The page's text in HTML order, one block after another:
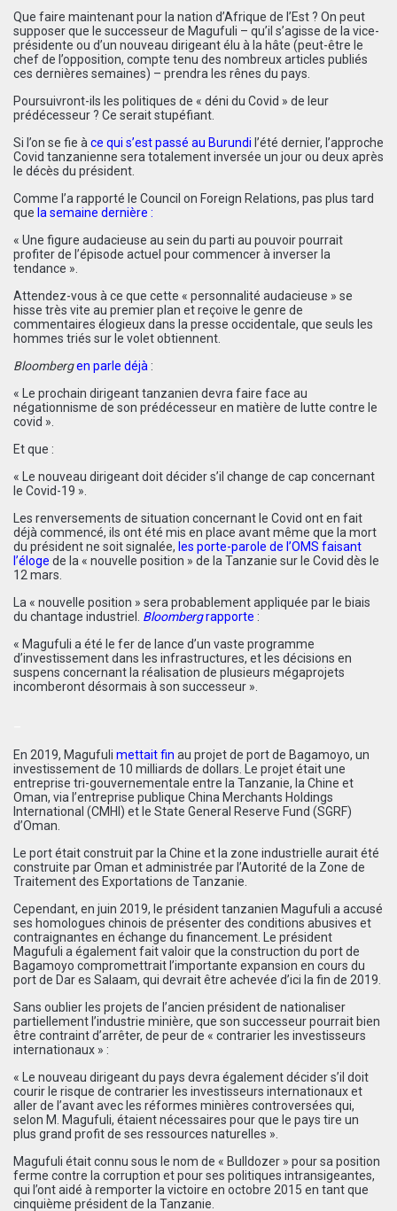
Que faire maintenant pour la nation d’Afrique de l’Est ? On peut
supposer que le successeur de Magufuli – qu’il s’agisse de la vice-
présidente ou d’un nouveau dirigeant élu à la hâte (peut-être le
chef de l’opposition, compte tenu des nombreux articles publiés
ces dernières semaines) – prendra les rênes du pays.
Poursuivront-ils les politiques de « déni du Covid » de leur
prédécesseur ? Ce serait stupéfiant.
Si l’on se fie à ce qui s’est passé au Burundi l’été dernier, l’approche
Covid tanzanienne sera totalement inversée un jour ou deux après
le décès du président.
Comme l’a rapporté le Council on Foreign Relations, pas plus tard
que la semaine dernière :
« Une figure audacieuse au sein du parti au pouvoir pourrait
profiter de l’épisode actuel pour commencer à inverser la
tendance ».
Attendez-vous à ce que cette « personnalité audacieuse » se
hisse très vite au premier plan et reçoive le genre de
commentaires élogieux dans la presse occidentale, que seuls les
hommes triés sur le volet obtiennent.
Bloombergen parle déjà :
« Le prochain dirigeant tanzanien devra faire face au
négationnisme de son prédécesseur en matière de lutte contre le
covid ».
Et que :
« Le nouveau dirigeant doit décider s’il change de cap concernant
le Covid-19 ».
Les renversements de situation concernant le Covid ont en fait
déjà commencé, ils ont été mis en place avant même que la mort
du président ne soit signalée, les porte-parole de l’OMS faisant
l’éloge de la « nouvelle position » de la Tanzanie sur le Covid dès le
12 mars.
La « nouvelle position » sera probablement appliquée par le biais
du chantage industriel. Bloombergrapporte :
« Magufuli a été le fer de lance d’un vaste programme
d’investissement dans les infrastructures, et les décisions en
suspens concernant la réalisation de plusieurs mégaprojets
incomberont désormais à son successeur ».
En 2019, Magufuli mettait fin au projet de port de Bagamoyo, un
investissement de 10 milliards de dollars. Le projet était une
entreprise tri-gouvernementale entre la Tanzanie, la Chine et
Oman, via l’entreprise publique China Merchants Holdings
International (CMHI) et le State General Reserve Fund (SGRF)
d’Oman.
Le port était construit par la Chine et la zone industrielle aurait été
construite par Oman et administrée par l’Autorité de la Zone de
Traitement des Exportations de Tanzanie.
Cependant, en juin 2019, le président tanzanien Magufuli a accusé
ses homologues chinois de présenter des conditions abusives et
contraignantes en échange du financement. Le président
Magufuli a également fait valoir que la construction du port de
Bagamoyo compromettrait l’importante expansion en cours du
port de Dar es Salaam, qui devrait être achevée d’ici la fin de 2019.
Sans oublier les projets de l’ancien président de nationaliser
partiellement l’industrie minière, que son successeur pourrait bien
être contraint d’arrêter, de peur de « contrarier les investisseurs
internationaux » :
« Le nouveau dirigeant du pays devra également décider s’il doit
courir le risque de contrarier les investisseurs internationaux et
aller de l’avant avec les réformes minières controversées qui,
selon M. Magufuli, étaient nécessaires pour que le pays tire un
plus grand profit de ses ressources naturelles ».
Magufuli était connu sous le nom de « Bulldozer » pour sa position
ferme contre la corruption et pour ses politiques intransigeantes,
qui l’ont aidé à remporter la victoire en octobre 2015 en tant que
cinquième président de la Tanzanie.